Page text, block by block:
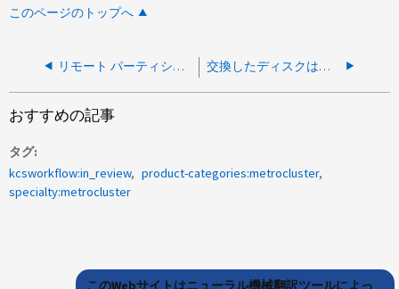
このページのトップへ
リモート パーティションを割り当てることはできません 交換したディスクは、交換後もDRパートナーでfailedとマークされる
おすすめの記事
タグ
kcsworkflow:in_review
product-categories:metrocluster
specialty:metrocluster
このWebサイトはニューラル機械翻訳ツールによっ